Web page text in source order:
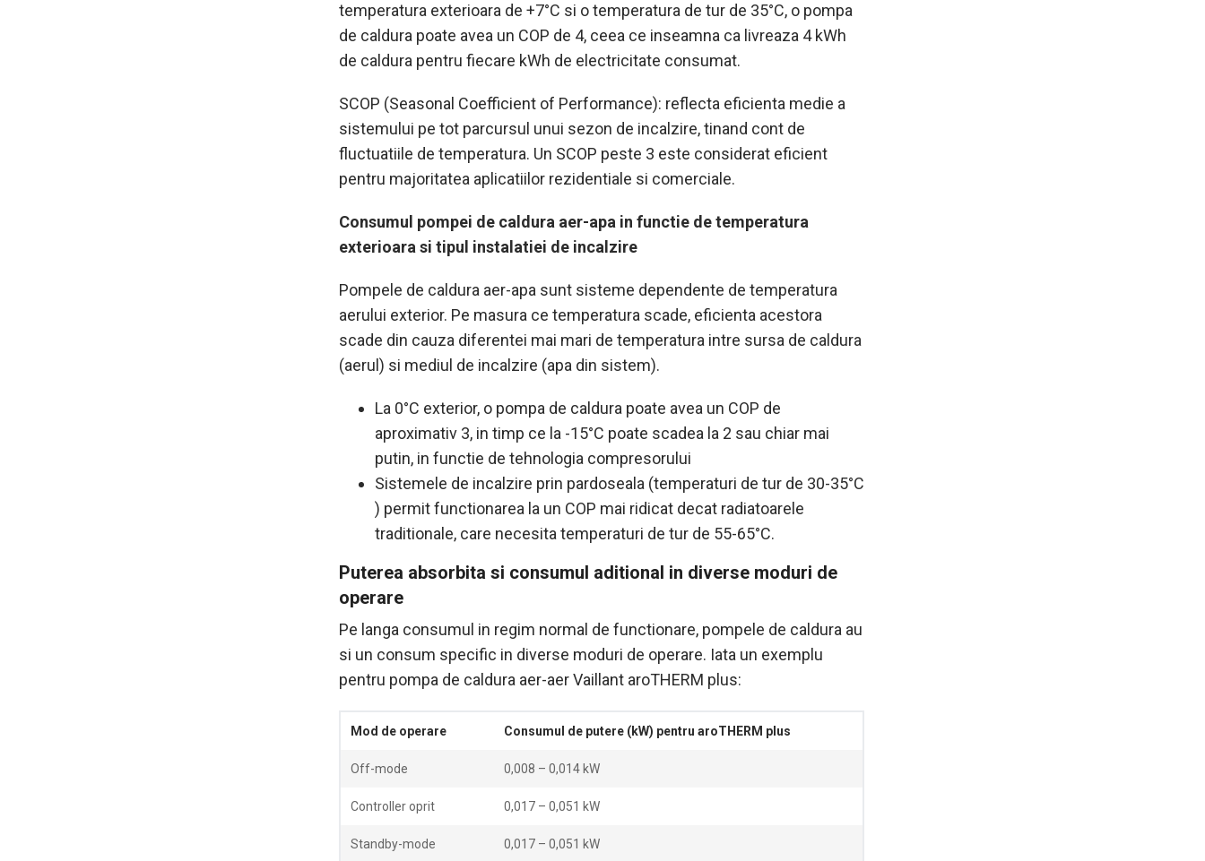
temperatura exterioara de +7°C si o temperatura de tur de 35°C, o pompa
de caldura poate avea un COP de 4, ceea ce inseamna ca livreaza 4 kWh
de caldura pentru fiecare kWh de electricitate consumat.
SCOP (Seasonal Coefficient of Performance): reflecta eficienta medie a
sistemului pe tot parcursul unui sezon de incalzire, tinand cont de
fluctuatiile de temperatura. Un SCOP peste 3 este considerat eficient
pentru majoritatea aplicatiilor rezidentiale si comerciale.
Consumul pompei de caldura aer-apa in functie de temperatura
exterioara si tipul instalatiei de incalzire
Pompele de caldura aer-apa sunt sisteme dependente de temperatura
aerului exterior. Pe masura ce temperatura scade, eficienta acestora
scade din cauza diferentei mai mari de temperatura intre sursa de caldura
(aerul) si mediul de incalzire (apa din sistem).
La 0°C exterior, o pompa de caldura poate avea un COP de
aproximativ 3, in timp ce la -15°C poate scadea la 2 sau chiar mai
putin, in functie de tehnologia compresorului
Sistemele de incalzire prin pardoseala (temperaturi de tur de 30-35°C
) permit functionarea la un COP mai ridicat decat radiatoarele
traditionale, care necesita temperaturi de tur de 55-65°C.
Puterea absorbita si consumul aditional in diverse moduri de
operare
Pe langa consumul in regim normal de functionare, pompele de caldura au
si un consum specific in diverse moduri de operare. Iata un exemplu
pentru pompa de caldura aer-aer Vaillant aroTHERM plus:
Mod de operare Consumul de putere (kW) pentru aroTHERM plus
Off-mode 0,008 – 0,014 kW
Controller oprit 0,017 – 0,051 kW
Standby-mode 0,017 – 0,051 kW